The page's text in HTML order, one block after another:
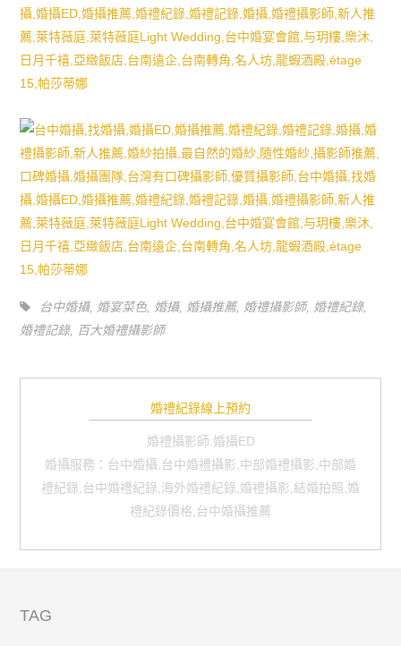
台中婚攝, 婚宴菜色 婚攝, 婚攝推薦, 婚禮攝影師, 婚禮紀錄,
婚禮記錄, 百大婚禮攝影師
婚禮紀錄線上預約
婚禮攝影師:婚攝ED
婚攝服務：台中婚攝,台中婚禮攝影,中部婚禮攝影,中部婚
禮紀錄,台中婚禮紀錄,海外婚禮紀錄,婚禮攝影,結婚拍照,婚
禮紀錄價格,台中婚攝推薦
TAG